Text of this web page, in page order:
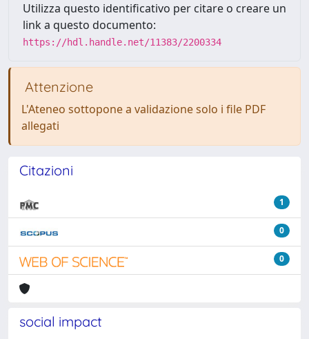
Utilizza questo identificativo per citare o creare un
link a questo documento:
https://hdl.handle.net/11383/2200334
Attenzione
L'Ateneo sottopone a validazione solo i file PDF
allegati
Citazioni
1
0
0
social impact